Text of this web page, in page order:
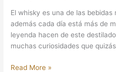
El whisky es una de las
además cada día está más de
leyenda hacen de este
muchas curiosidades que
Read More »